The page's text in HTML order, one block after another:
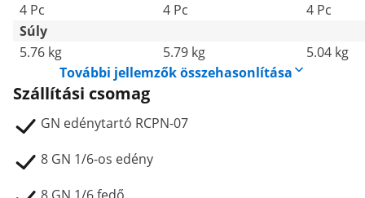
4 Pc
4 Pc
4 Pc
Súly
5.76 kg
5.79 kg
5.04 kg
További jellemzők összehasonlítása
Szállítási csomag
GN edénytartó RCPN-07
8 GN 1/6-os edény